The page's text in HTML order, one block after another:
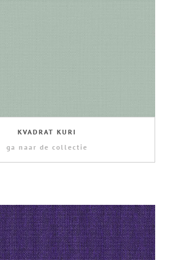
KVADRAT KURI
ga naar de collectie